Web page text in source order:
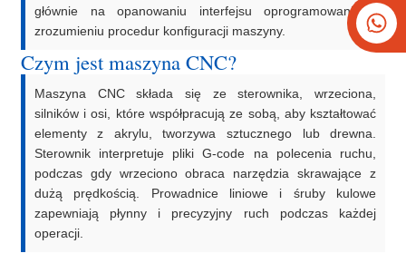
głównie na opanowaniu interfejsu oprogramowania i
zrozumieniu procedur konfiguracji maszyny.
Czym jest maszyna CNC?
Maszyna CNC składa się ze sterownika, wrzeciona,
silników i osi, które współpracują ze sobą, aby kształtować
elementy z akrylu, tworzywa sztucznego lub drewna.
Sterownik interpretuje pliki G-code na polecenia ruchu,
podczas gdy wrzeciono obraca narzędzia skrawające z
dużą prędkością. Prowadnice liniowe i śruby kulowe
zapewniają płynny i precyzyjny ruch podczas każdej
operacji.